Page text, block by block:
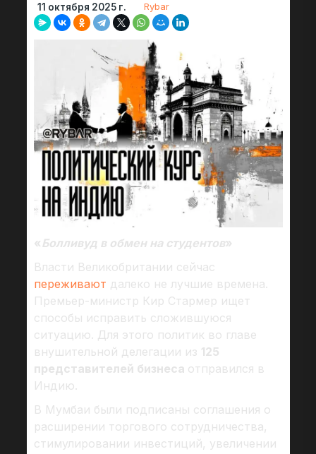
11 октября 2025 г. Rybar
« Болливуд в обмен на студентов»
Власти Великобритании сейчас
переживают далеко не лучшие времена.
Премьер-министр Кир Стармер ищет
способы исправить сложившуюся
ситуацию. Для этого политик во главе
внушительной делегации из 125
представителей бизнеса отправился в
Индию.
В Мумбаи были подписаны соглашения о
расширении торгового сотрудничества,
стимулировании инвестиций, увеличении